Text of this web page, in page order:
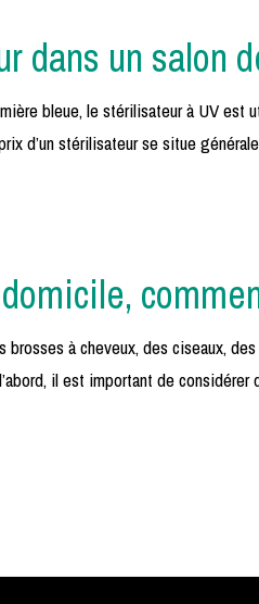
dans un salon
bleue, le stérilisateur à UV est
d’un stérilisateur se situe
brosses à cheveux, des ciseaux,
il est important de